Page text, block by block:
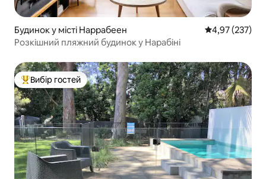
Будинок у місті Наррабеен Середня
4,97 (237)
Розкішний пляжний будинок у Нарабіні
Топ вибір гостей
Вибір гостей